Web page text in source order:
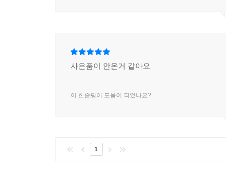
사은품이 안온거 같아요
이 한줄평이 도움이 되었나요?
1